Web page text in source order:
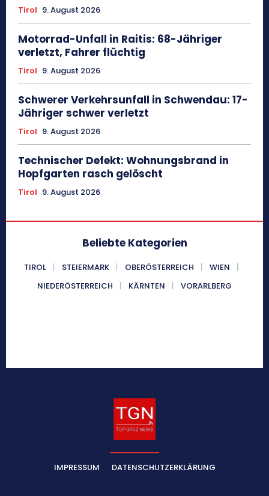
Tirol 9. August 2026
Motorrad-Unfall in Raitis: 68-Jähriger
verletzt, Fahrer flüchtig
Tirol 9. August 2026
Schwerer Verkehrsunfall in Schwendau: 17-
Jähriger schwer verletzt
Tirol 9. August 2026
Technischer Defekt: Wohnungsbrand in
Hopfgarten rasch gelöscht
Tirol 9. August 2026
Beliebte Kategorien
TIROL STEIERMARK OBERÖSTERREICH
WIEN
NIEDERÖSTERREICH
KÄRNTEN VORARLBERG
IMPRESSUM DATENSCHUTZERKLÄRUNG